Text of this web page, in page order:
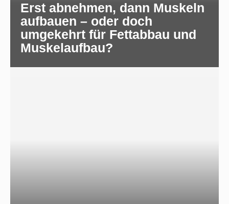
Erst abnehmen, dann Muskeln
aufbauen – oder doch
umgekehrt für Fettabbau und
Muskelaufbau?